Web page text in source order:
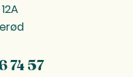
74 57